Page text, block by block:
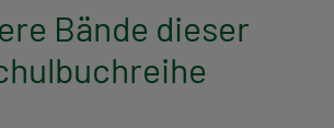
Bände dieser